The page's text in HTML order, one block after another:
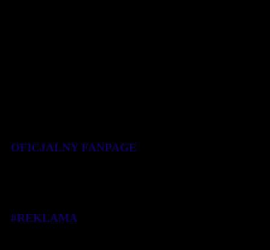
OFICJALNY FANPAGE
#REKLAMA